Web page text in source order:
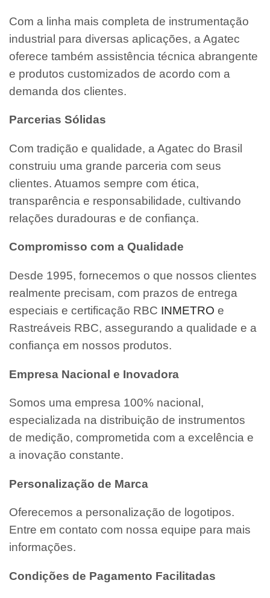
Com a linha mais completa de instrumentação
industrial para diversas aplicações, a Agatec
oferece também assistência técnica abrangente
e produtos customizados de acordo com a
demanda dos clientes.
Parcerias Sólidas
Com tradição e qualidade, a Agatec do Brasil
construiu uma grande parceria com seus
clientes. Atuamos sempre com ética,
transparência e responsabilidade, cultivando
relações duradouras e de confiança.
Compromisso com a Qualidade
Desde 1995, fornecemos o que nossos clientes
realmente precisam, com prazos de entrega
especiais e certificação RBC INMETRO e
Rastreáveis RBC, assegurando a qualidade e a
confiança em nossos produtos.
Empresa Nacional e Inovadora
Somos uma empresa 100% nacional,
especializada na distribuição de instrumentos
de medição, comprometida com a excelência e
a inovação constante.
Personalização de Marca
Oferecemos a personalização de logotipos.
Entre em contato com nossa equipe para mais
informações.
Condições de Pagamento Facilitadas